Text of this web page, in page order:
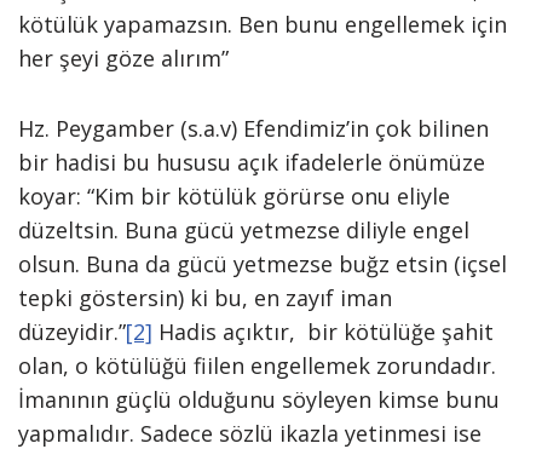
kötülük yapamazsın. Ben bunu engellemek için
her şeyi göze alırım”
Hz. Peygamber (s.a.v) Efendimiz’in çok bilinen
bir hadisi bu hususu açık ifadelerle önümüze
koyar: “Kim bir kötülük görürse onu eliyle
düzeltsin. Buna gücü yetmezse diliyle engel
olsun. Buna da gücü yetmezse buğz etsin (içsel
tepki göstersin) ki bu, en zayıf iman
düzeyidir.”[2] Hadis açıktır, bir kötülüğe şahit
olan, o kötülüğü fiilen engellemek zorundadır.
İmanının güçlü olduğunu söyleyen kimse bunu
yapmalıdır. Sadece sözlü ikazla yetinmesi ise